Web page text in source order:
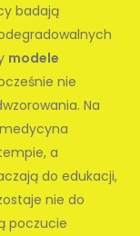
badają
modele
nie
Na
a
do edukacji,
nie do
poczucie